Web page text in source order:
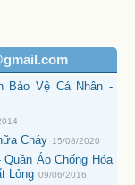
Bảo Vệ Cá Nhân -
Cháy 15/08/2020
Áo Chống Hóa
Lỏng 09/06/2016